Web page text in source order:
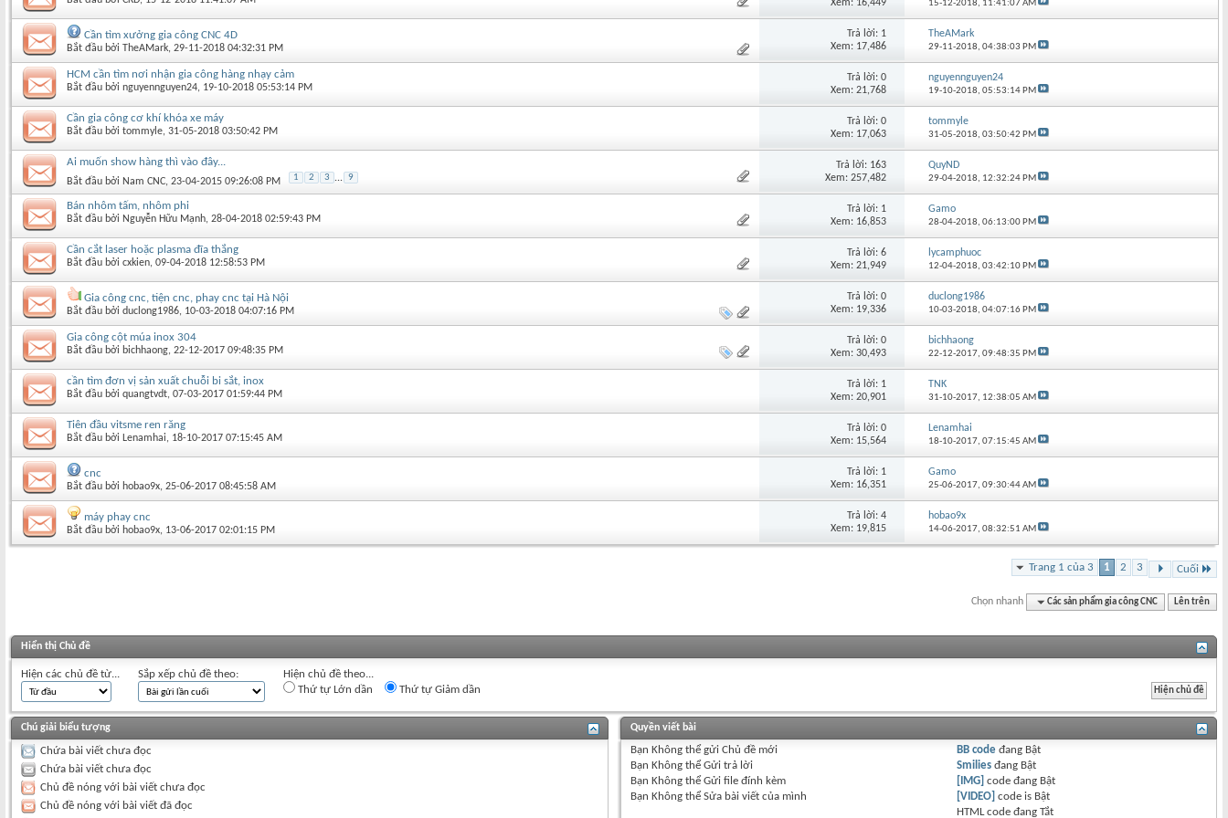
Xem: 16,449 15-12-2018, 11:41:07 AM
Cần tìm xưởng gia công CNC 4D
Bắt đầu bởi TheAMark‎, 29-11-2018 04:32:31 PM
Trả lời: 1
Xem: 17,486
TheAMark
29-11-2018,04:38:03 PM
HCM cần tìm nơi nhận gia công hàng nhạy cảm
Bắt đầu bởi nguyennguyen24‎, 19-10-2018 05:53:14 PM
Trả lời: 0
Xem: 21,768
nguyennguyen24
19-10-2018,05:53:14 PM
Cần gia công cơ khí khóa xe máy
Bắt đầu bởi tommyle‎, 31-05-2018 03:50:42 PM
Trả lời: 0
Xem: 17,063
tommyle
31-05-2018,03:50:42 PM
Ai muốn show hàng thì vào đây...
Bắt đầu bởi Nam CNC‎, 23-04-2015 09:26:08 PM 1 2 3 ... 9
Trả lời: 163
Xem: 257,482
QuyND
29-04-2018, 12:32:24 PM
Bán nhôm tấm, nhôm phi
Bắt đầu bởi Nguyễn Hữu Mạnh‎, 28-04-2018 02:59:43 PM
Trả lời: 1
Xem: 16,853
Gamo
28-04-2018,06:13:00 PM
Cần cắt laser hoặc plasma đĩa thắng
Bắt đầu bởi cxkien‎, 09-04-2018 12:58:53 PM
Trả lời: 6
Xem: 21,949
lycamphuoc
12-04-2018,03:42:10 PM
Gia công cnc, tiện cnc, phay cnc tại Hà Nội
Bắt đầu bởi duclong1986‎, 10-03-2018 04:07:16 PM
Trả lời: 0
Xem: 19,336
duclong1986
10-03-2018,04:07:16 PM
Gia công cột múa inox 304
Bắt đầu bởi bichhaong‎, 22-12-2017 09:48:35 PM
Trả lời: 0
Xem: 30,493
bichhaong
22-12-2017,09:48:35 PM
cần tìm đơn vị sản xuất chuỗi bi sắt, inox
Bắt đầu bởi quangtvdt‎, 07-03-2017 01:59:44 PM
Trả lời: 1
Xem: 20,901
TNK
31-10-2017, 12:38:05 AM
Tiên đầu vitsme ren răng
Bắt đầu bởi Lenamhai‎, 18-10-2017 07:15:45 AM
Trả lời: 0
Xem: 15,564
Lenamhai
18-10-2017,07:15:45 AM
cnc
Bắt đầu bởi hobao9x‎, 25-06-2017 08:45:58 AM
Trả lời: 1
Xem: 16,351
Gamo
25-06-2017,09:30:44 AM
máy phay cnc
Bắt đầu bởi hobao9x‎, 13-06-2017 02:01:15 PM
Trả lời: 4
Xem: 19,815
hobao9x
14-06-2017,08:32:51 AM
Trang 1 của 3 1 2 3 Cuối
Chọn nhanh Các sản phẩm gia công CNC Lên trên
Hiển thị Chủ đề
Hiện các chủ đề từ... Sắp xếp chủ đề theo:
Hiện chủ đề theo...
Thứ tự Lớn dần
Thứ tự Giảm dần
Chú giải biểu tượng
Chứa bài viết chưa đọc
Chứa bài viết chưa đọc
Chủ đề nóng với bài viết chưa đọc
Chủ đề nóng với bài viết đã đọc
Quyền viết bài
Bạn Không thểgửi Chủ đề mới
Bạn Không thểGửi trả lời
Bạn Không thểGửi file đính kèm
Bạn Không thểSửa bài viết của mình
BB code đang Bật
Smilies đang Bật
[IMG] code đang Bật
[VIDEO] code is Bật
HTML code đangTắt